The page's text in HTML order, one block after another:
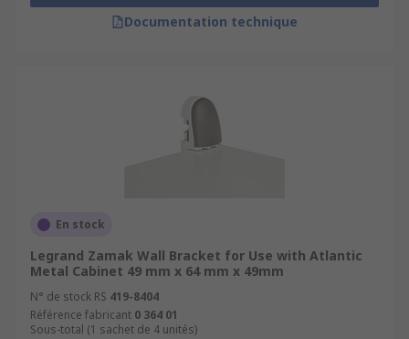
Documentation technique
En stock
Legrand Zamak Wall Bracket for Use with Atlantic
Metal Cabinet 49 mm x 64 mm x 49mm
N° de stock RS 419-8404
Référence fabricant 0 364 01
Sous-total (1 sachet de 4 unités)